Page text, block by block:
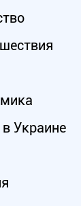
Украине